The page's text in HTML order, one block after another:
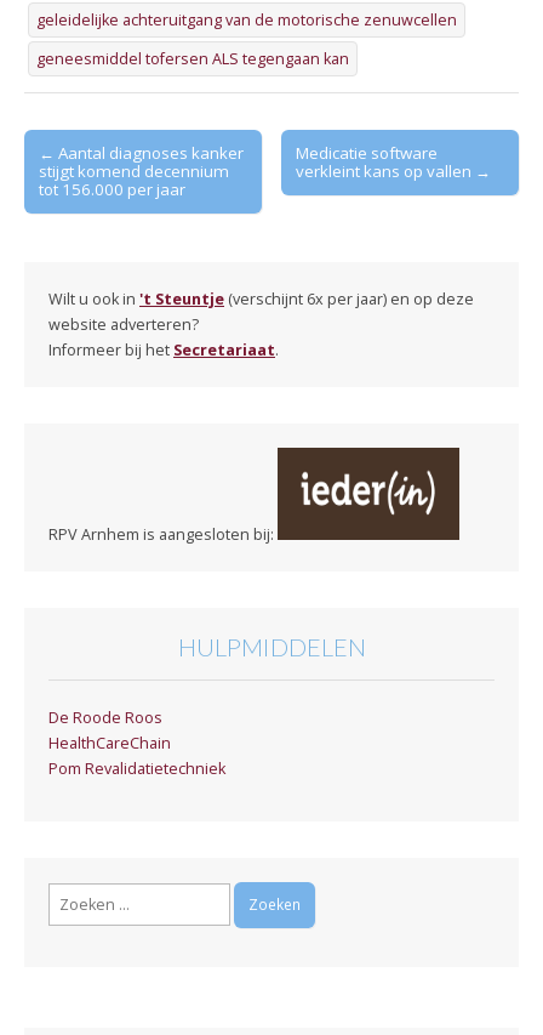
geleidelijke achteruitgang van de motorische zenuwcellen
geneesmiddel tofersen ALS tegengaan kan
Post
navigation
← Aantal diagnoses kanker
stijgt komend decennium
tot 156.000 per jaar
Medicatie software
verkleint kans op vallen →
Wilt u ook in 't Steuntje (verschijnt 6x per jaar) en op deze
website adverteren?
Informeer bij het Secretariaat.
RPV Arnhem is aangesloten bij:
HULPMIDDELEN
De Roode Roos
HealthCareChain
Pom Revalidatietechniek
Zoeken